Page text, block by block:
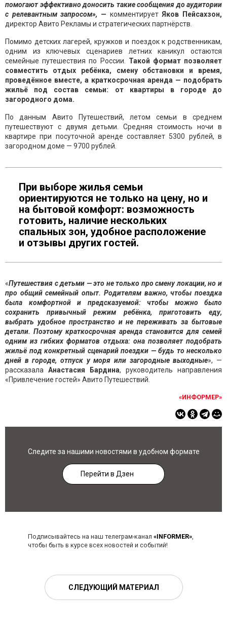
помогают эффективно доносить такие сообщения до аудитории
с релевантным запросом», — комментирует Яков Пейсахзон,
директор Авито Рекламы и стратегических партнёрств.
Помимо детских лагерей, кружков и поездок к родственникам,
одним из ключевых сценариев летних каникул остаются
семейные путешествия по России. Такой формат позволяет
совместить отдых ребёнка, смену обстановки и время,
проведённое вместе, а краткосрочная аренда — подобрать
жильё под состав семьи: от квартиры в городе до
загородного дома.
По данным Авито Путешествий, летом семьи в среднем
путешествуют с двумя детьми. Средняя стоимость ночи в
квартире при посуточной аренде составляет 5300 рублей, в
загородном доме — 9700 рублей.
При выборе жилья семьи
ориентируются не только на цену, но и
на бытовой комфорт: возможность
готовить, наличие нескольких
спальных зон, удобное расположение
и отзывы других гостей.
«Путешествия с детьми — это не только про смену локации, но и
про общий семейный опыт. Родителям важно, чтобы поездка
была комфортной и предсказуемой: чтобы можно было
сохранить привычный режим ребёнка, приготовить еду,
выбрать удобное пространство и не переживать за бытовые
детали. Поэтому краткосрочная аренда становится для семей
одним из гибких форматов отдыха: она позволяет подобрать
жильё под конкретный сценарий поездки — будь то несколько
дней в городе, отпуск у моря или загородные выходные», —
рассказала Анастасия Бардина, руководитель направления
«Привлечение гостей» Авито Путешествий.
«ИНФОРМЕР»
Следите за нашими новостями в удобном формате
Перейти в Дзен
Подписывайтесь на наш телеграм-канал «INFORMER»,
чтобы быть в курсе всех новостей и событий!
СЛЕДУЮЩИЙ МАТЕРИАЛ